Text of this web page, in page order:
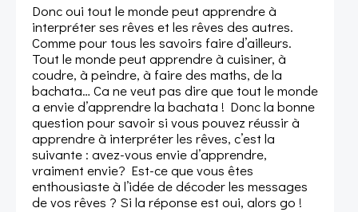
Donc oui tout le monde peut apprendre à
interpréter ses rêves et les rêves des autres.
Comme pour tous les savoirs faire d’ailleurs.
Tout le monde peut apprendre à cuisiner, à
coudre, à peindre, à faire des maths, de la
bachata… Ca ne veut pas dire que tout le monde
a envie d’apprendre la bachata ! Donc la bonne
question pour savoir si vous pouvez réussir à
apprendre à interpréter les rêves, c’est la
suivante : avez-vous envie d’apprendre,
vraiment envie? Est-ce que vous êtes
enthousiaste à l’idée de décoder les messages
de vos rêves ? Si la réponse est oui, alors go !